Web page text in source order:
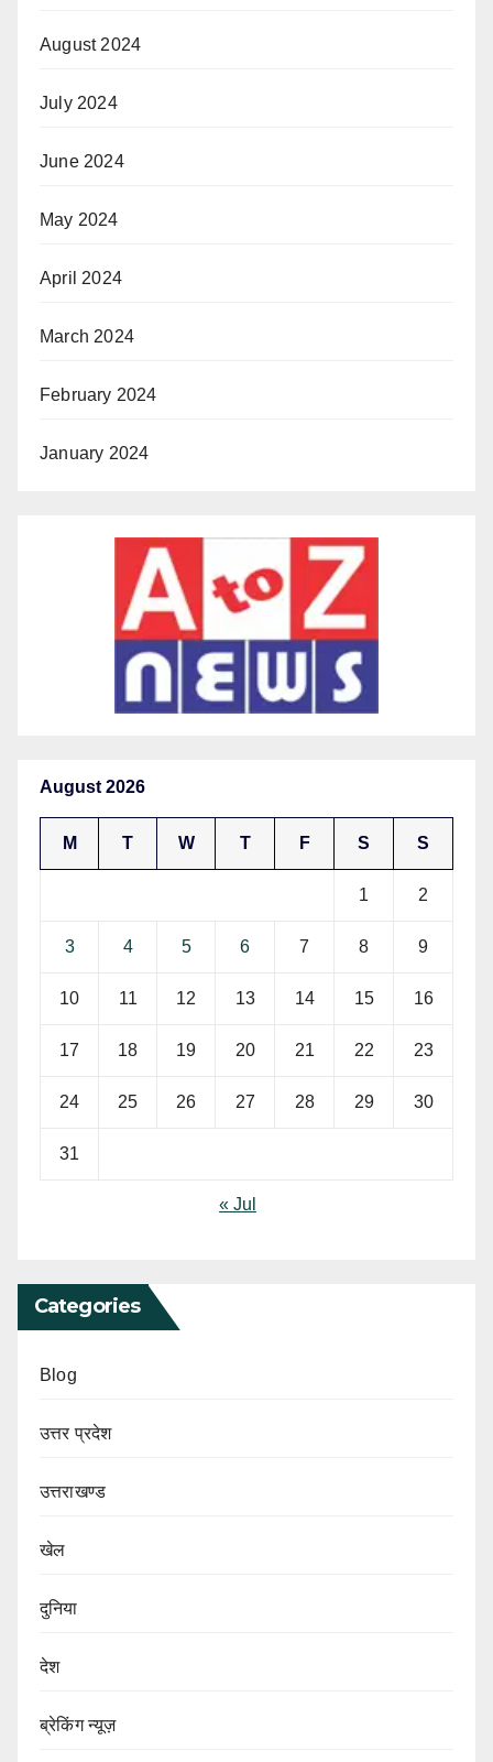
August 2024
July 2024
June 2024
May 2024
April 2024
March 2024
February 2024
January 2024
August 2026
M T W T F S S
1 2
3 4 5 6 7 8 9
10 11 12 13 14 15 16
17 18 19 20 21 22 23
24 25 26 27 28 29 30
31
« Jul
Categories
Blog
उत्तर प्रदेश
उत्तराखण्ड
खेल
दुनिया
देश
ब्रेकिंग न्यूज़